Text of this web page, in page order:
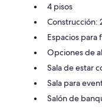
4 pisos
Construcción:
Espacios para
Opciones de
Sala de estar
Sala para
Salón de